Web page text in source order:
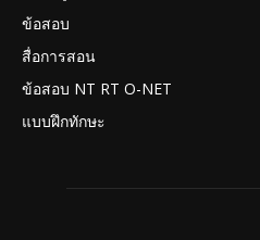
ข้อสอบ
สื่อการสอน
ข้อสอบ NT RT O-NET
แบบฝึกทักษะ